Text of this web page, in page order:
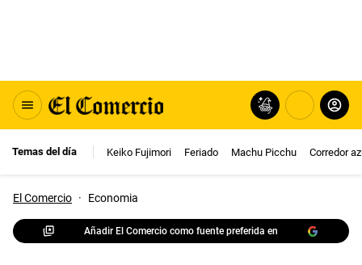
Temas del día Keiko Fujimori Feriado Machu Picchu Corredor
El Comercio · Economia
Añadir El Comercio como fuente preferida en